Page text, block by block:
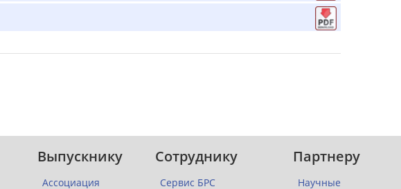
Выпускнику
Ассоциация
Сотруднику
Сервис БРС
Партнеру
Научные